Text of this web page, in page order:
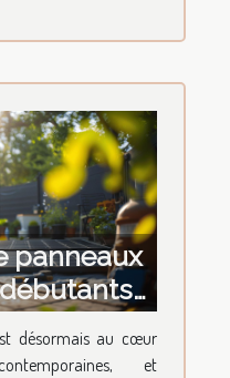
panneaux
et
désormais au cœur
et